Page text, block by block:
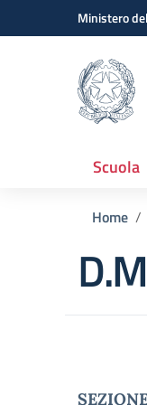
Vai ai contenuti
Vai al menu diMinistero
scuola
Scuola
Home